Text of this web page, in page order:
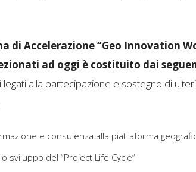
di Accelerazione “Geo Innovation
ad oggi è costituito dai
alla partecipazione e sostegno di
e consulenza alla piattaforma
sviluppo del “Project Life Cycle”